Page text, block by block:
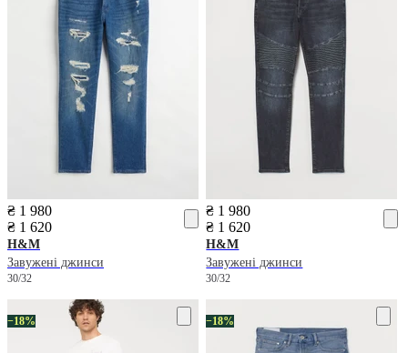
₴ 1 980
₴ 1 620
H&M
Завужені джинси
30/32
₴ 1 980
₴ 1 620
H&M
Завужені джинси
30/32
−18% −18%